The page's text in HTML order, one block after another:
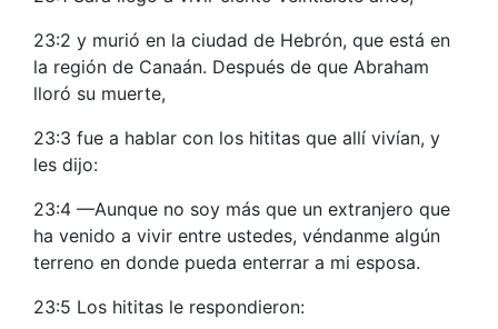
23:2 y murió en la ciudad de Hebrón, que está en
la región de Canaán. Después de que Abraham
lloró su muerte,
23:3 fue a hablar con los hititas que allí vivían, y
les dijo:
23:4 —Aunque no soy más que un extranjero que
ha venido a vivir entre ustedes, véndanme algún
terreno en donde pueda enterrar a mi esposa.
23:5 Los hititas le respondieron: